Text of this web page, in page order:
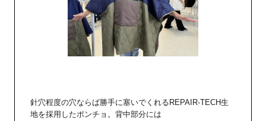
針穴程度の穴ならば勝手に塞いでくれるREPAIR-TECH生
地を採用したポンチョ。背中部分には